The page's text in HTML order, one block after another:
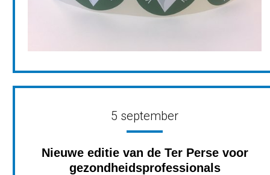
5 september
Nieuwe editie van de Ter Perse voor
gezondheidsprofessionals